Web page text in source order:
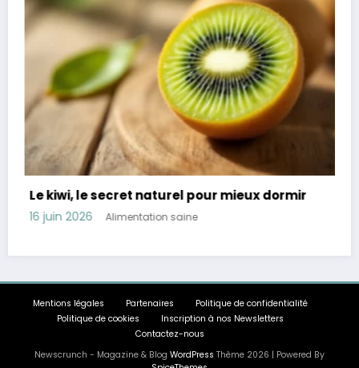
dormir
Révélation : 45 % des Français
troubles digestifs comment les
Mentions légales Partenaires
Politique de confidentialité
Politique de cookies
Inscription à nos Newsletters
Contactez-nous